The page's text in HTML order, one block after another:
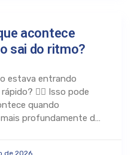
acontece
sai do ritmo?
estava entrando
😮‍💨 Isso pode
quando
profundamente do
de 2026